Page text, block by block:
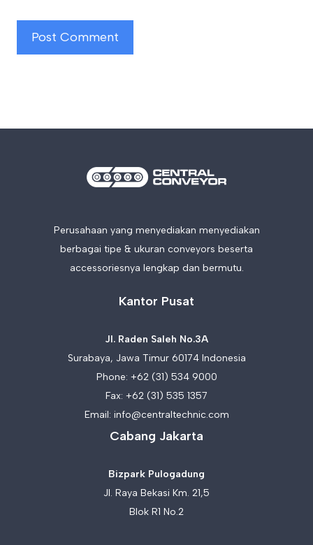
Perusahaan yang menyediakan menyediakan
berbagai tipe & ukuran conveyors beserta
accessoriesnya lengkap dan bermutu.
Kantor Pusat
Jl. Raden Saleh No.3A
Surabaya, Jawa Timur 60174 Indonesia
Phone: +62 (31) 534 9000
Fax: +62 (31) 535 1357
Email: info@centraltechnic.com
Cabang Jakarta
Bizpark Pulogadung
Jl. Raya Bekasi Km. 21,5
Blok R1 No.2